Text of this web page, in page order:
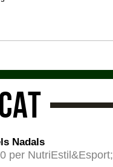
Nadals
per NutriEstil&Esport;